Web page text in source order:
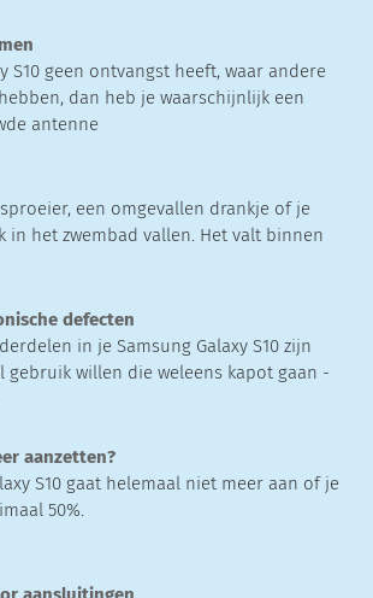
S10 geen ontvangst heeft, waar andere
dan heb je waarschijnlijk een
antenne
een omgevallen drankje of je
het zwembad vallen. Het valt binnen
defecten
in je Samsung Galaxy S10 zijn
gebruik willen die weleens kapot gaan -
aanzetten?
S10 gaat helemaal niet meer aan of je
50%.